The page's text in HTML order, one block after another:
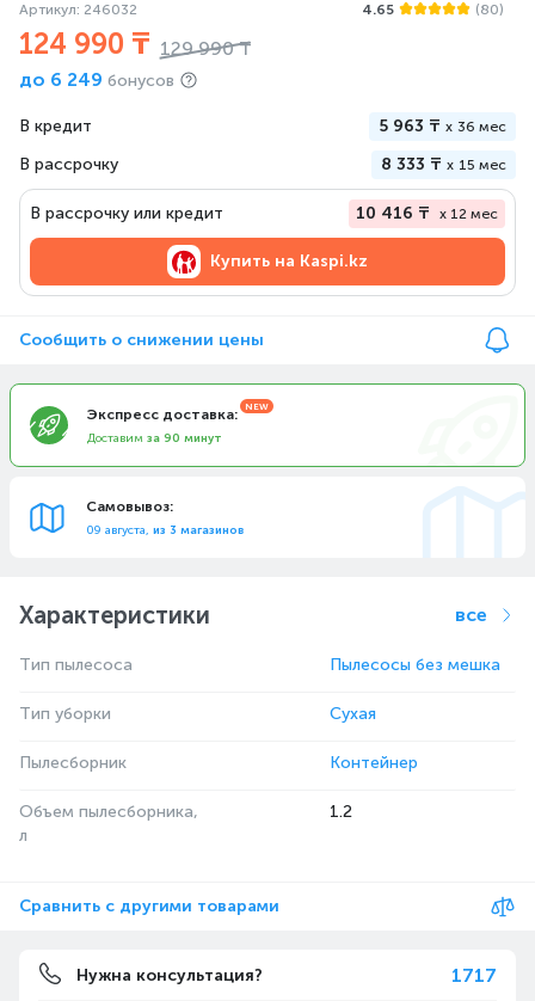
Артикул: 246032 4.65 (80)
124 990 ₸ 129 990 ₸
до 6 249 бонусов
В кредит 5 963 ₸ x 36 мес
В рассрочку 8 333 ₸ x 15 мес
В рассрочку или кредит 10 416 ₸ x 12 мес
Купить на Kaspi.kz
Сообщить о снижении цены
Экспресс доставка:
Доставим за 90 минут
Самовывоз:
09 августа, из 3 магазинов
Характеристики все
Тип пылесоса Пылесосы без мешка
Тип уборки Сухая
Пылесборник Контейнер
Объем пылесборника,
л
1.2
Сравнить с другими товарами
Нужна консультация? 1717